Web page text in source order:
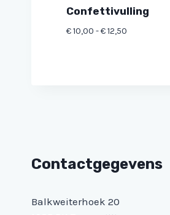
Confettivulling
€10,00 - €12,50Prijsklasse:
Contactgegevens
Balkweiterhoek 20